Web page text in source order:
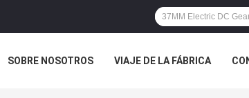
SOBRE NOSOTROS VIAJE DE LA FÁBRICA